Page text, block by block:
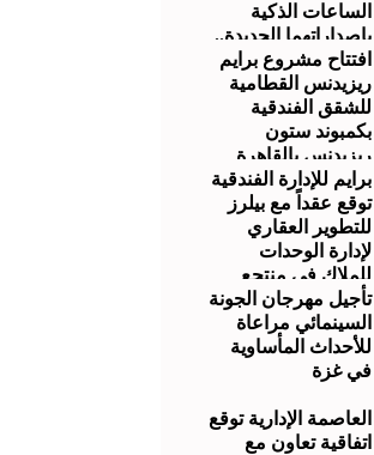
الساعات الذكية
بإصداراتهما الجديدة..
وإليك كيفية المقارنة
افتتاح مشروع برايم
ريزيدنس القطامية
للشقق الفندقية
بكمبوند ستون
ريزيدنس بالقاهرة
الجديدة.
برايم للإدارة الفندقية
توقع عقداً مع بيلرز
للتطوير العقاري
لإدارة الوحدات
للملاك في منتجع
“بالي” بالجونة
تأجيل مهرجان الجونة
السينمائي مراعاة
للأحداث المأساوية
في غزة
العاصمة الإدارية توقع
اتفاقية تعاون مع